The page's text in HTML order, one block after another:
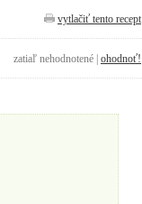
vytlačiť tento recept
zatiaľ nehodnotené | ohodnoť!